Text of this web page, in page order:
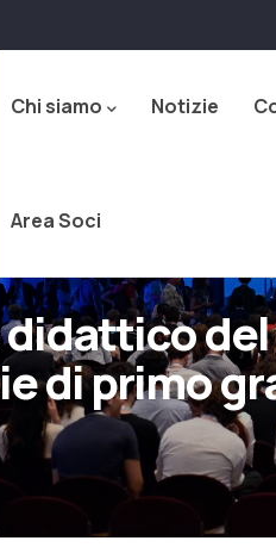
principale
Chi siamo Notizie
Area Soci
di primo